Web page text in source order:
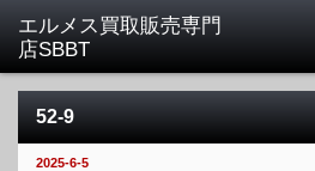
52-9
2025-6-5